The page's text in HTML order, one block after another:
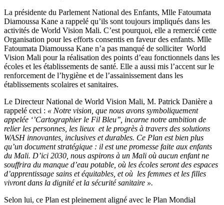
La présidente du Parlement National des Enfants, Mlle Fatoumata
Diamoussa Kane a rappelé qu’ils sont toujours impliqués dans les
activités de World Vision Mali. C’est pourquoi, elle a remercié cette
Organisation pour les efforts consentis en faveur des enfants. Mlle
Fatoumata Diamoussa Kane n’a pas manqué de solliciter World
Vision Mali pour la réalisation des points d’eau fonctionnels dans les
écoles et les établissements de santé. Elle a aussi mis l’accent sur le
renforcement de l’hygiène et de l’assainissement dans les
établissements scolaires et sanitaires.
Le Directeur National de World Vision Mali, M. Patrick Danière a
rappelé ceci : « Notre vision, que nous avons symboliquement
appelée ‘’Cartographier le Fil Bleu’’, incarne notre ambition de
relier les personnes, les lieux et le progrès à travers des solutions
WASH innovantes, inclusives et durables. Ce Plan est bien plus
qu’un document stratégique : il est une promesse faite aux enfants
du Mali. D’ici 2030, nous aspirons à un Mali où aucun enfant ne
souffrira du manque d’eau potable, où les écoles seront des espaces
d’apprentissage sains et équitables, et où les femmes et les filles
vivront dans la dignité et la sécurité sanitaire ».
Selon lui, ce Plan est pleinement aligné avec le Plan Mondial